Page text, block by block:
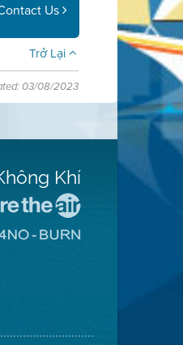
Us
Trở Lại
03/08/2023
Khí
Trang
Không
(Không